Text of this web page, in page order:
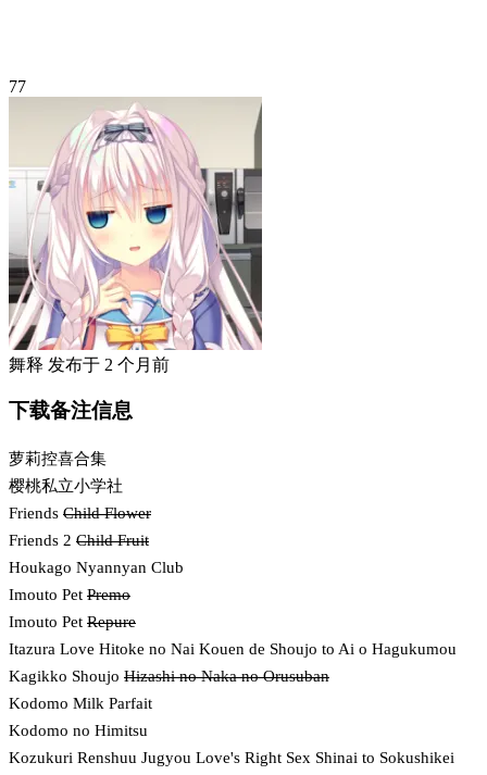
77
舞释 发布于 2 个月前
下载备注信息
萝莉控喜合集
樱桃私立小学社
Friends Child Flower
Friends 2 Child Fruit
Houkago Nyannyan Club
Imouto Pet Premo
Imouto Pet Repure
Itazura Love Hitoke no Nai Kouen de Shoujo to Ai o Hagukumou
Kagikko Shoujo Hizashi no Naka no Orusuban
Kodomo Milk Parfait
Kodomo no Himitsu
Kozukuri Renshuu Jugyou Love's Right Sex Shinai to Sokushikei